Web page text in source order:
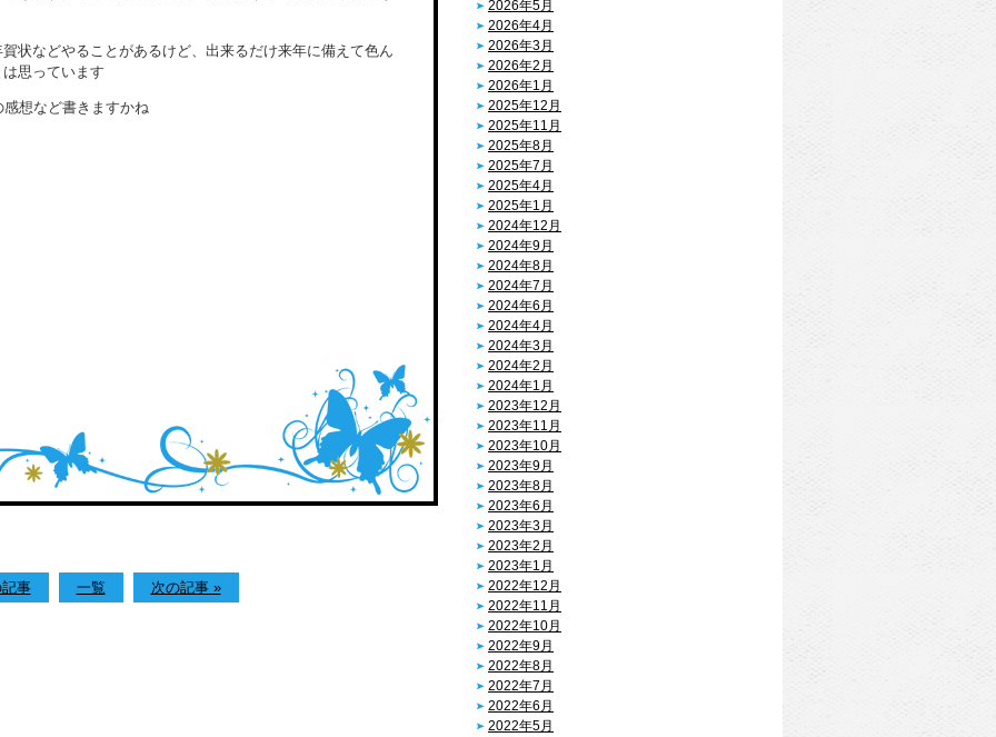
状などやることがあるけど、出来るだけ来年に備えて色ん
思っています
想など書きますかね
事 一覧 次の記事 »
2026年5月
2026年4月
2026年3月
2026年2月
2026年1月
2025年12月
2025年11月
2025年8月
2025年7月
2025年4月
2025年1月
2024年12月
2024年9月
2024年8月
2024年7月
2024年6月
2024年4月
2024年3月
2024年2月
2024年1月
2023年12月
2023年11月
2023年10月
2023年9月
2023年8月
2023年6月
2023年3月
2023年2月
2023年1月
2022年12月
2022年11月
2022年10月
2022年9月
2022年8月
2022年7月
2022年6月
2022年5月